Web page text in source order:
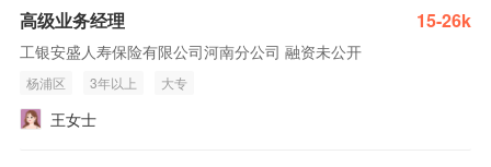
高级业务经理 15-26k
工银安盛人寿保险有限公司河南分公司 融资未公开
杨浦区 3年以上 大专
王女士